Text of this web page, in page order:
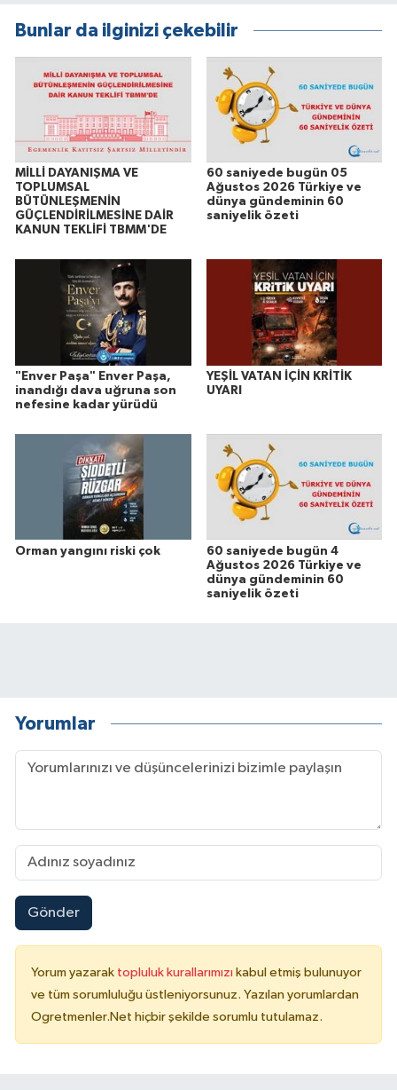
Bunlar da ilginizi çekebilir
MİLLİ DAYANIŞMA VE
TOPLUMSAL
BÜTÜNLEŞMENİN
GÜÇLENDİRİLMESİNE DAİR
KANUN TEKLİFİ TBMM'DE
60 saniyede bugün 05
Ağustos 2026 Türkiye ve
dünya gündeminin 60
saniyelik özeti
"Enver Paşa" Enver Paşa,
inandığı dava uğruna son
nefesine kadar yürüdü
YEŞİL VATAN İÇİN KRİTİK
UYARI
Orman yangını riski çok
60 saniyede bugün 4
Ağustos 2026 Türkiye ve
dünya gündeminin 60
saniyelik özeti
Yorumlar
Gönder
Yorum yazarak topluluk kurallarımızı kabul etmiş bulunuyor
ve tüm sorumluluğu üstleniyorsunuz. Yazılan yorumlardan
Ogretmenler.Net hiçbir şekilde sorumlu tutulamaz.